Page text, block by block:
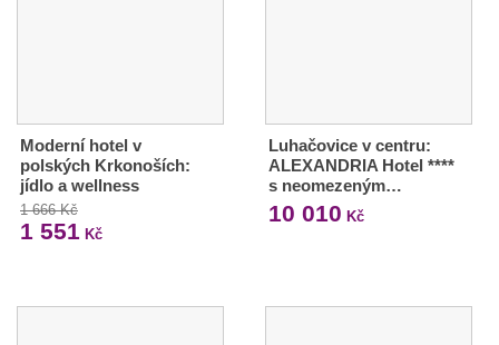
Moderní hotel v
polských Krkonoších:
jídlo a wellness
1 666 Kč
1 551 Kč
Luhačovice v centru:
ALEXANDRIA Hotel ****
s neomezeným…
10 010 Kč